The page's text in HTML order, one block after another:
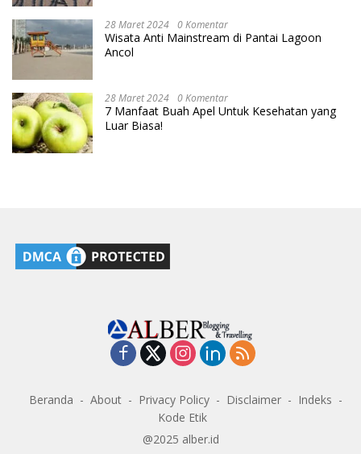
28 Maret 2024 0 Komentar
Wisata Anti Mainstream di Pantai Lagoon
Ancol
28 Maret 2024 0 Komentar
7 Manfaat Buah Apel Untuk Kesehatan yang
Luar Biasa!
Beranda About Privacy Policy Disclaimer
Indeks
Kode Etik
@2025 alber.id